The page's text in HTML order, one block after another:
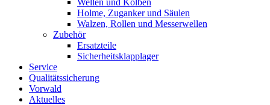
Wellen und Kolben
Holme, Zuganker und Säulen
Walzen, Rollen und Messerwellen
Zubehör
Ersatzteile
Sicherheitsklapplager
Service
Qualitätssicherung
Vorwald
Aktuelles